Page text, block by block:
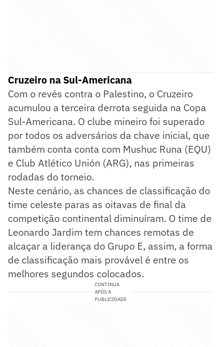
Cruzeiro na Sul-Americana
Com o revés contra o Palestino, o Cruzeiro
acumulou a terceira derrota seguida na Copa
Sul-Americana. O clube mineiro foi superado
por todos os adversários da chave inicial, que
também conta conta com Mushuc Runa (EQU)
e Club Atlético Unión (ARG), nas primeiras
rodadas do torneio.
Neste cenário, as chances de classificação do
time celeste paras as oitavas de final da
competição continental diminuíram. O time de
Leonardo Jardim tem chances remotas de
alcaçar a liderança do Grupo E, assim, a forma
de classificação mais provável é entre os
melhores segundos colocados.
CONTINUA
APÓS A
PUBLICIDADE